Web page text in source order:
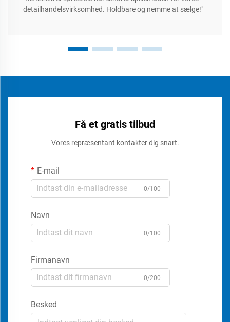
detailhandelsvirksomhed. Holdbare og nemme at sælge!"
Få et gratis tilbud
Vores repræsentant kontakter dig snart.
E-mail
0/100
Navn
0/100
Firmanavn
0/200
Besked